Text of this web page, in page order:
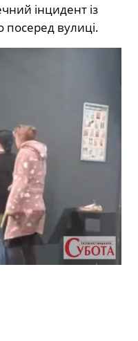
інцидент із
посеред вулиці.